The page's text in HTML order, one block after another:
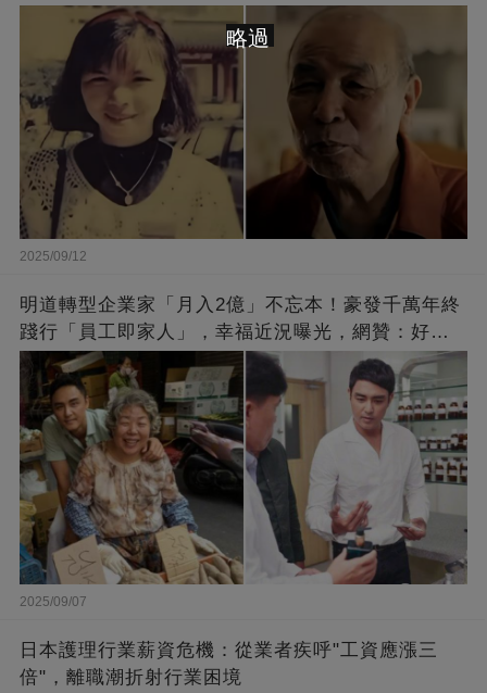
崩：真正的英雄不該被遺忘
2025/09/12
明道轉型企業家「月入2億」不忘本！豪發千萬年終
踐行「員工即家人」，幸福近況曝光，網贊：好老
闆的福報
2025/09/07
日本護理行業薪資危機：從業者疾呼"工資應漲三
倍"，離職潮折射行業困境
略過